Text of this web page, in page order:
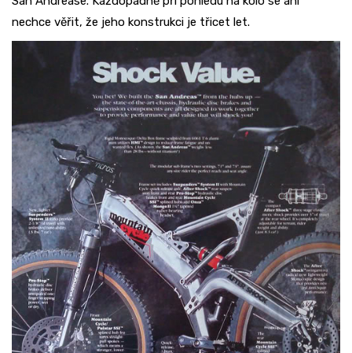
nechce věřit, že jeho konstrukci je třicet let.